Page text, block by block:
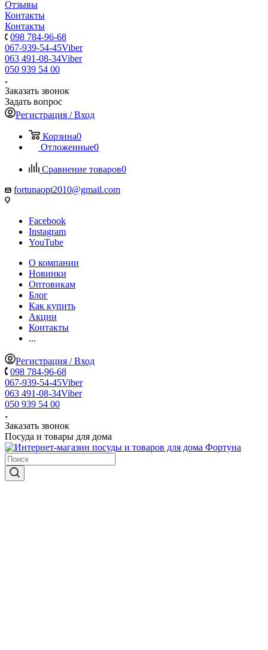
Отзывы
Контакты
Контакты
098 784-96-68
067-939-54-45Viber
063 491-08-34Viber
050 939 54 00
Заказать звонок
Задать вопрос
Регистрация / Вход
Корзина0
Отложенные0
Сравнение товаров0
fortunaopt2010@gmail.com
Facebook
Instagram
YouTube
О компании
Новинки
Оптовикам
Блог
Как купить
Акции
Контакты
...
Регистрация / Вход
098 784-96-68
067-939-54-45Viber
063 491-08-34Viber
050 939 54 00
Заказать звонок
Посуда и товары для дома